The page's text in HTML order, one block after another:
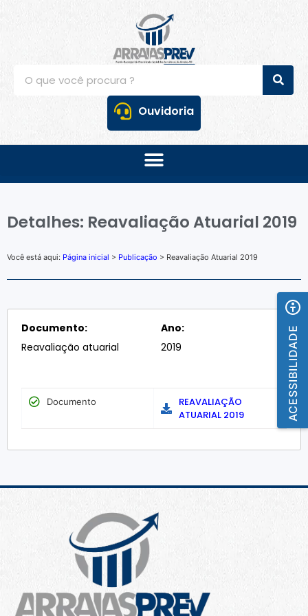
Ouvidoria
Detalhes: Reavaliação Atuarial 2019
Você está aqui: Página inicial > Publicação > Reavaliação Atuarial 2019
Documento:
Reavaliação atuarial
Ano:
2019
Documento
REAVALIAÇÃO
ATUARIAL 2019
ACESSIBILIDADE